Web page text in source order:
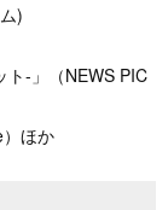
)
ト-」（NEWS PIC
）ほか